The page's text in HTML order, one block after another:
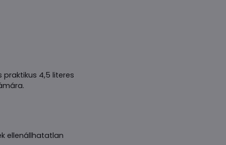
praktikus 4,5 literes
ellenállhatatlan